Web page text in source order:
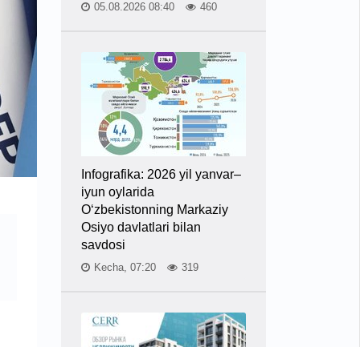
05.08.2026 08:40 460
Infografika: 2026 yil yanvar–
iyun oylarida
O‘zbekistonning Markaziy
Osiyo davlatlari bilan
savdosi
Kecha, 07:20 319